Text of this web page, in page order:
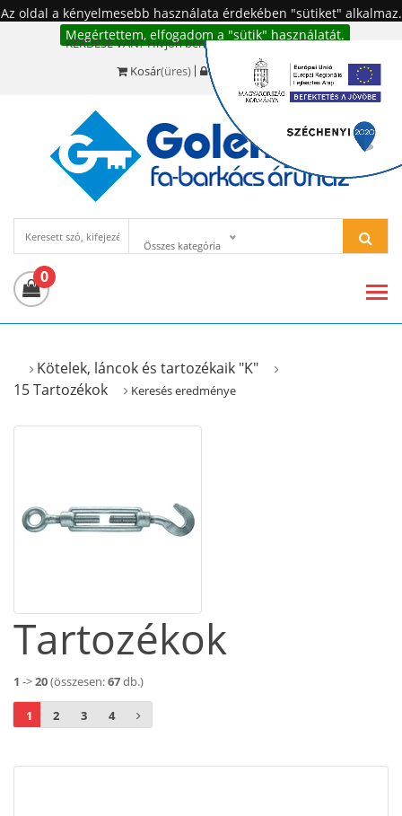
Az oldal a kényelmesebb használata érdekében "sütiket" alkalmaz.
Megértettem, elfogadom a "sütik" használatát.
KÉRDÉSE VAN? Hívjon bennünket!:+36 20 977-6494
Kosár(üres) Bejelentkezés
Összes kategória
0
Kötelek, láncok és tartozékaik "K"
15 Tartozékok
Keresés eredménye
Tartozékok
1 ->20(összesen:67db.)
1 2 3 4